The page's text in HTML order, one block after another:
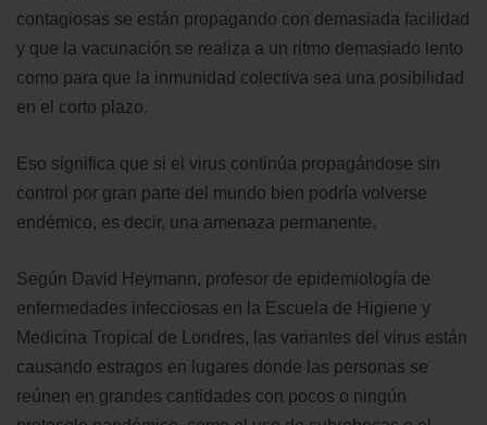
contagiosas se están propagando con demasiada facilidad
y que la vacunación se realiza a un ritmo demasiado lento
como para que la inmunidad colectiva sea una posibilidad
en el corto plazo.
Eso significa que si el virus continúa propagándose sin
control por gran parte del mundo bien podría volverse
endémico, es decir, una amenaza permanente.
Según David Heymann, profesor de epidemiología de
enfermedades infecciosas en la Escuela de Higiene y
Medicina Tropical de Londres, las variantes del virus están
causando estragos en lugares donde las personas se
reúnen en grandes cantidades con pocos o ningún